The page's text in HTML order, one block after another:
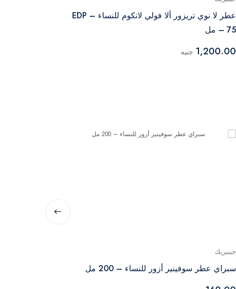
عطر لا نوي تريزور ألا فولي لانكوم للنساء – EDP
– 75 مل
1,200.00 جنيه
جينيريك
سبراي عطر سوفينير أزور للنساء – 200 مل